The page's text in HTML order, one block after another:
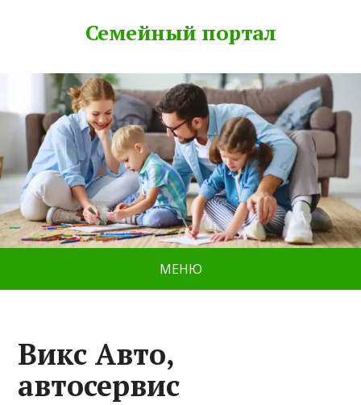
Семейный портал
МЕНЮ
Викс Авто,
автосервис